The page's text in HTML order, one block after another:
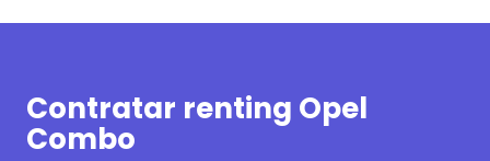
Contratar renting Opel
Combo